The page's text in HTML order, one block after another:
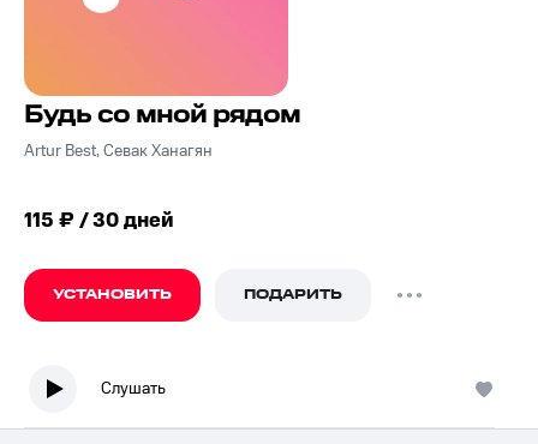
Будь со мной рядом
Artur Best, Севак Ханагян
115 ₽ / 30 дней
УСТАНОВИТЬ ПОДАРИТЬ
Слушать